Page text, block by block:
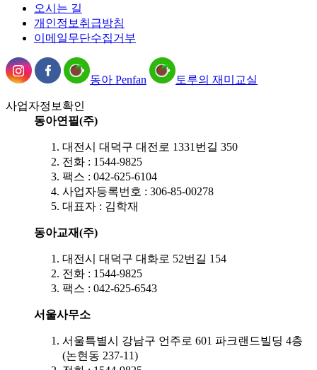
오시는 길
개인정보취급방침
이메일무단수집거부
동아 Penfan 토루의 재미교실
사업자정보확인
동아연필(주)
대전시 대덕구 대전로 1331번길 350
전화 : 1544-9825
팩스 : 042-625-6104
사업자등록번호 : 306-85-00278
대표자 : 김학재
동아교재(주)
대전시 대덕구 대화로 52번길 154
전화 : 1544-9825
팩스 : 042-625-6543
서울사무소
서울특별시 강남구 언주로 601 파크랜드빌딩 4층
(논현동 237-11)